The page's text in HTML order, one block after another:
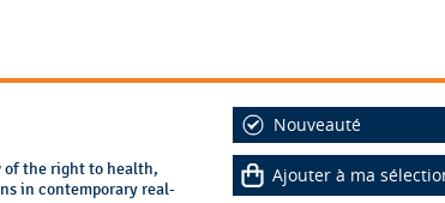
of the right to health,
in contemporary real-
Nouveauté
Ajouter à ma